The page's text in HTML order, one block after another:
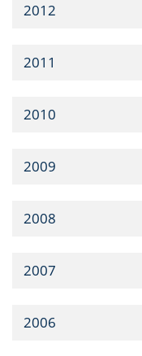
2012
2011
2010
2009
2008
2007
2006